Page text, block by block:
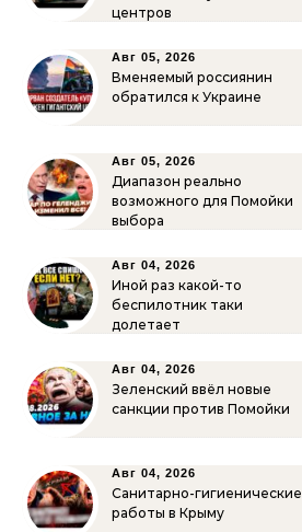
центров
Авг 05, 2026
Вменяемый россиянин
обратился к Украине
Авг 05, 2026
Диапазон реально
возможного для Помойки
выбора
Авг 04, 2026
Иной раз какой-то
беспилотник таки
долетает
Авг 04, 2026
Зеленский ввёл новые
санкции против Помойки
Авг 04, 2026
Санитарно-гигиенические
работы в Крыму